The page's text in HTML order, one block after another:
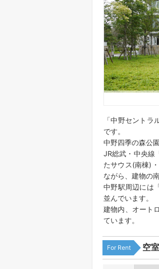
「中野セント
です。
中野四季の森公
JR総武・中央線
たサウス(南棟)
ながら、建物の
中野駅周辺には
並んでいます。
建物内、オート
ています。
For Rent 空